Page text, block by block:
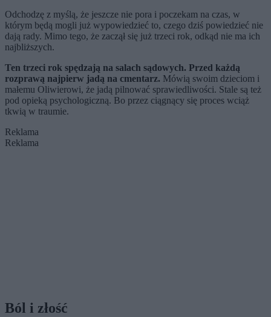
Odchodzę z myślą, że jeszcze nie pora i poczekam na czas, w
którym będą mogli już wypowiedzieć to, czego dziś powiedzieć nie
dają rady. Mimo tego, że zaczął się już trzeci rok, odkąd nie ma ich
najbliższych.
Ten trzeci rok spędzają na salach sądowych. Przed każdą
rozprawą najpierw jadą na cmentarz. Mówią swoim dzieciom i
małemu Oliwierowi, że jadą pilnować sprawiedliwości. Stale są też
pod opieką psychologiczną. Bo przez ciągnący się proces wciąż
tkwią w traumie.
Reklama
Reklama
Ból i złość